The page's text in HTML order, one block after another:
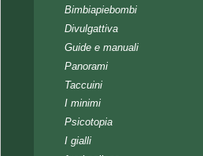
Bimbiapiebombi
Divulgattiva
Guide e manuali
Panorami
Taccuini
I minimi
Psicotopia
I gialli